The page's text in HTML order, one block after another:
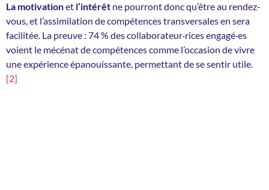
La motivationet l’intérêt ne pourront donc qu’être au rendez-
vous, et l’assimilation de compétences transversales en sera
facilitée. La preuve : 74 % des collaborateur·rices engagé·es
voient le mécénat de compétences comme l’occasion de vivre
une expérience épanouissante, permettant de se sentir utile.
[2]